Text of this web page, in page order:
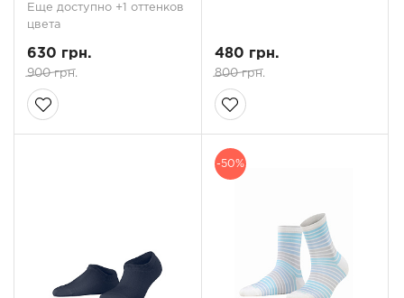
Еще доступно +1 оттенков
цвета
630 грн.
900 грн.
480 грн.
800 грн.
-50%